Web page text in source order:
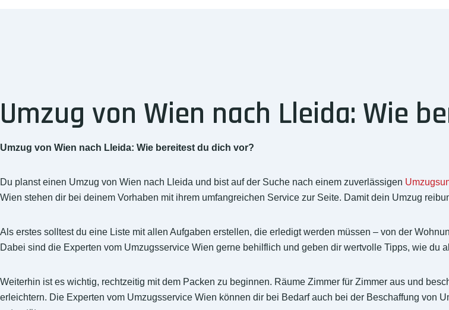
Umzug von Wien nach Lleida: Wie
Umzug von Wien nach Lleida: Wie bereitest du dich vor?
Du planst einen Umzug von Wien nach Lleida und bist auf der Suche nach einem zuverlässigen
Wien stehen dir bei deinem Vorhaben mit ihrem umfangreichen Service zur Seite. Damit dein Umzug
Als erstes solltest du eine Liste mit allen Aufgaben erstellen, die erledigt werden müssen – von der
Dabei sind die Experten vom Umzugsservice Wien gerne behilflich und geben dir wertvolle Tipps, wie du
Weiterhin ist es wichtig, rechtzeitig mit dem Packen zu beginnen. Räume Zimmer für Zimmer aus und
erleichtern. Die Experten vom Umzugsservice Wien können dir bei Bedarf auch bei der Beschaffung von